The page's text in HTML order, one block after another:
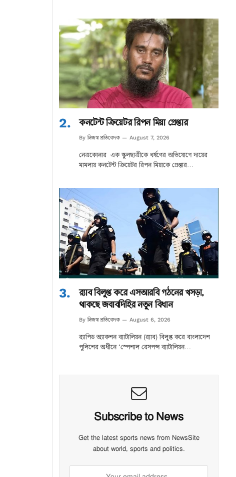
কনটেন্ট ক্রিয়েটর রিপন মিয়া গ্রেপ্তার
By নিজস্ব প্রতিবেদক August 7, 2026
নেত্রকোনার এক স্কুলছাত্রীকে ধর্ষণের অভিযোগে দায়ের
মামলায় কনটেন্ট ক্রিয়েটর রিপন মিয়াকে গ্রেপ্তার…
র‌্যাব বিলুপ্ত করে এসআরবি গঠনের খসড়া,
থাকছে জবাবদিহির নতুন বিধান
By নিজস্ব প্রতিবেদক August 6, 2026
র‌্যাপিড অ্যাকশন ব্যাটালিয়ন (র‌্যাব) বিলুপ্ত করে বাংলাদেশ
পুলিশের অধীনে ‘স্পেশাল রেসপন্স ব্যাটালিয়ন…
Subscribe to News
Get the latest sports news from NewsSite
about world, sports and politics.